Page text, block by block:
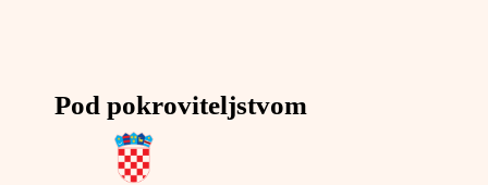
Pod pokroviteljstvom